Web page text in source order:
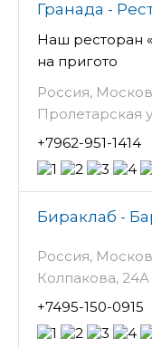
Гранада -
Наш ресторан
на пригото
Россия,
Пролетарская
+7962-951-1414
Бираклаб -
Россия,
Колпакова, 24А
+7495-150-0915